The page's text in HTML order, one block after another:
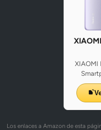
XIAOMI
Los enlaces a Amazon de esta